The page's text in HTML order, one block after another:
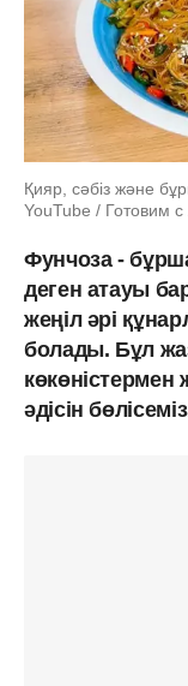
Қияр, сәбіз және
YouTube / Готовим
Фунчоза -
деген атауы
жеңіл әрі
болады. Бұл
көкөністермен
әдісін